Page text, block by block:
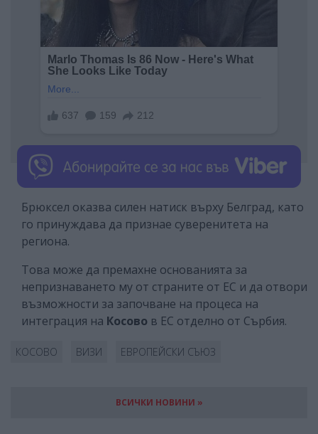
Брюксел оказва силен натиск върху Белград, като
го принуждава да признае суверенитета на
региона.
Това може да премахне основанията за
непризнаването му от страните от ЕС и да отвори
възможности за започване на процеса на
интеграция на Косово в ЕС отделно от Сърбия.
КОСОВО ВИЗИ ЕВРОПЕЙСКИ СЪЮЗ
ВСИЧКИ НОВИНИ »